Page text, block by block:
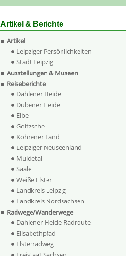
Artikel & Berichte
Artikel
Leipziger Persönlichkeiten
Stadt Leipzig
Ausstellungen & Museen
Reiseberichte
Dahlener Heide
Dübener Heide
Elbe
Goitzsche
Kohrener Land
Leipziger Neuseenland
Muldetal
Saale
Weiße Elster
Landkreis Leipzig
Landkreis Nordsachsen
Radwege/Wanderwege
Dahlener-Heide-Radroute
Elisabethpfad
Elsterradweg